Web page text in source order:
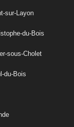
sur-Layon
du-Bois
sous-Cholet
du-Bois